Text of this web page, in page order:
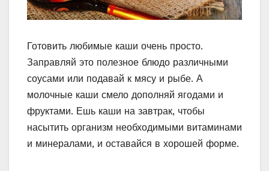
Готовить любимые каши очень просто.
Заправляй это полезное блюдо различными
соусами или подавай к мясу и рыбе. А
молочные каши смело дополняй ягодами и
фруктами. Ешь каши на завтрак, чтобы
насытить организм необходимыми витаминами
и минералами, и оставайся в хорошей форме.